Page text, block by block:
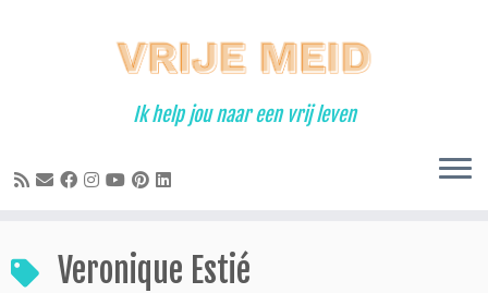
Ik help jou naar een vrij leven
Veronique Estié